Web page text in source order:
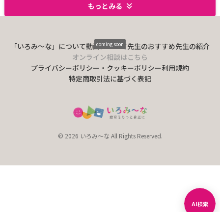
もっとみる
「いろみ〜な」について動画について先生のおすすめ先生の紹介
オンライン相談はこちら
coming soon
プライバシーポリシー・クッキーポリシー利用規約
特定商取引法に基づく表記
© 2026 いろみ～な All Rights Reserved.
AI検索